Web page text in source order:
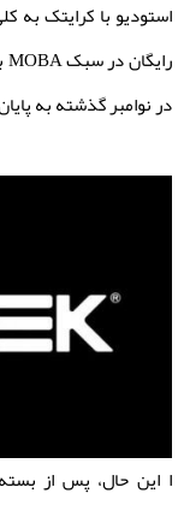
در نوامبر گذشته به
ا این حال، پس از